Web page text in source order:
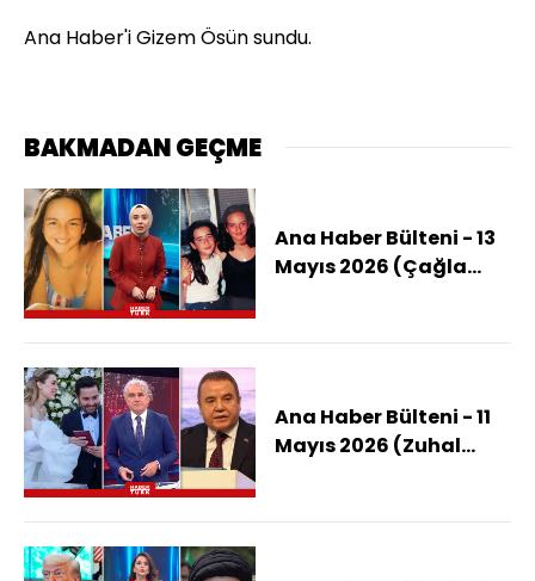
Ana Haber'i Gizem Ösün sundu.
BAKMADAN GEÇME
Ana Haber Bülteni - 13
Mayıs 2026 (Çağla
Ana Haber Bülteni - 11
Mayıs 2026 (Zuhal